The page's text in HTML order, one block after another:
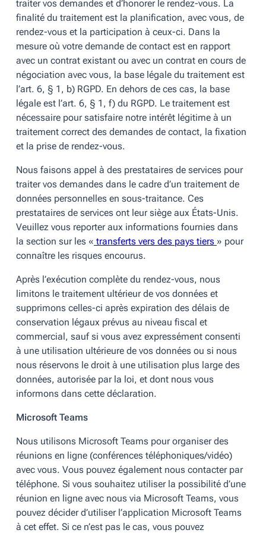
traiter vos demandes et d’honorer le rendez-vous. La
finalité du traitement est la planification, avec vous, de
rendez-vous et la participation à ceux-ci. Dans la
mesure où votre demande de contact est en rapport
avec un contrat existant ou avec un contrat en cours de
négociation avec vous, la base légale du traitement est
l’art. 6, § 1, b) RGPD. En dehors de ces cas, la base
légale est l’art. 6, § 1, f) du RGPD. Le traitement est
nécessaire pour satisfaire notre intérêt légitime à un
traitement correct des demandes de contact, la fixation
et la prise de rendez-vous.
Nous faisons appel à des prestataires de services pour
traiter vos demandes dans le cadre d’un traitement de
données personnelles en sous-traitance. Ces
prestataires de services ont leur siège aux États-Unis.
Veuillez vous reporter aux informations fournies dans
la section sur les « transferts vers des pays tiers » pour
connaître les risques encourus.
Après l’exécution complète du rendez-vous, nous
limitons le traitement ultérieur de vos données et
supprimons celles-ci après expiration des délais de
conservation légaux prévus au niveau fiscal et
commercial, sauf si vous avez expressément consenti
à une utilisation ultérieure de vos données ou si nous
nous réservons le droit à une utilisation plus large des
données, autorisée par la loi, et dont nous vous
informons dans cette déclaration.
Microsoft Teams
Nous utilisons Microsoft Teams pour organiser des
réunions en ligne (conférences téléphoniques/vidéo)
avec vous. Vous pouvez également nous contacter par
téléphone. Si vous souhaitez utiliser la possibilité d’une
réunion en ligne avec nous via Microsoft Teams, vous
pouvez décider d’utiliser l’application Microsoft Teams
à cet effet. Si ce n’est pas le cas, vous pouvez